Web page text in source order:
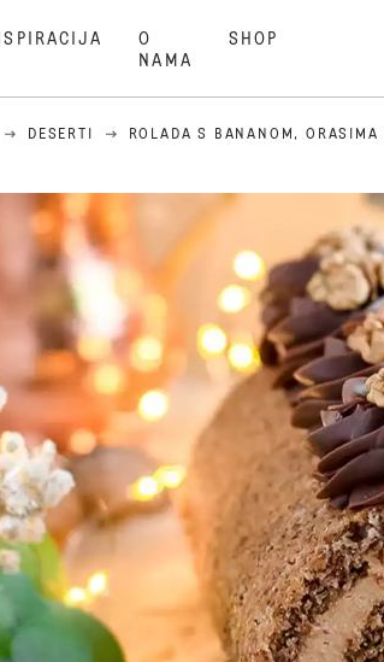
O
NAMA
SHOP
DESERTI ROLADA S BANANOM, ORASIMA